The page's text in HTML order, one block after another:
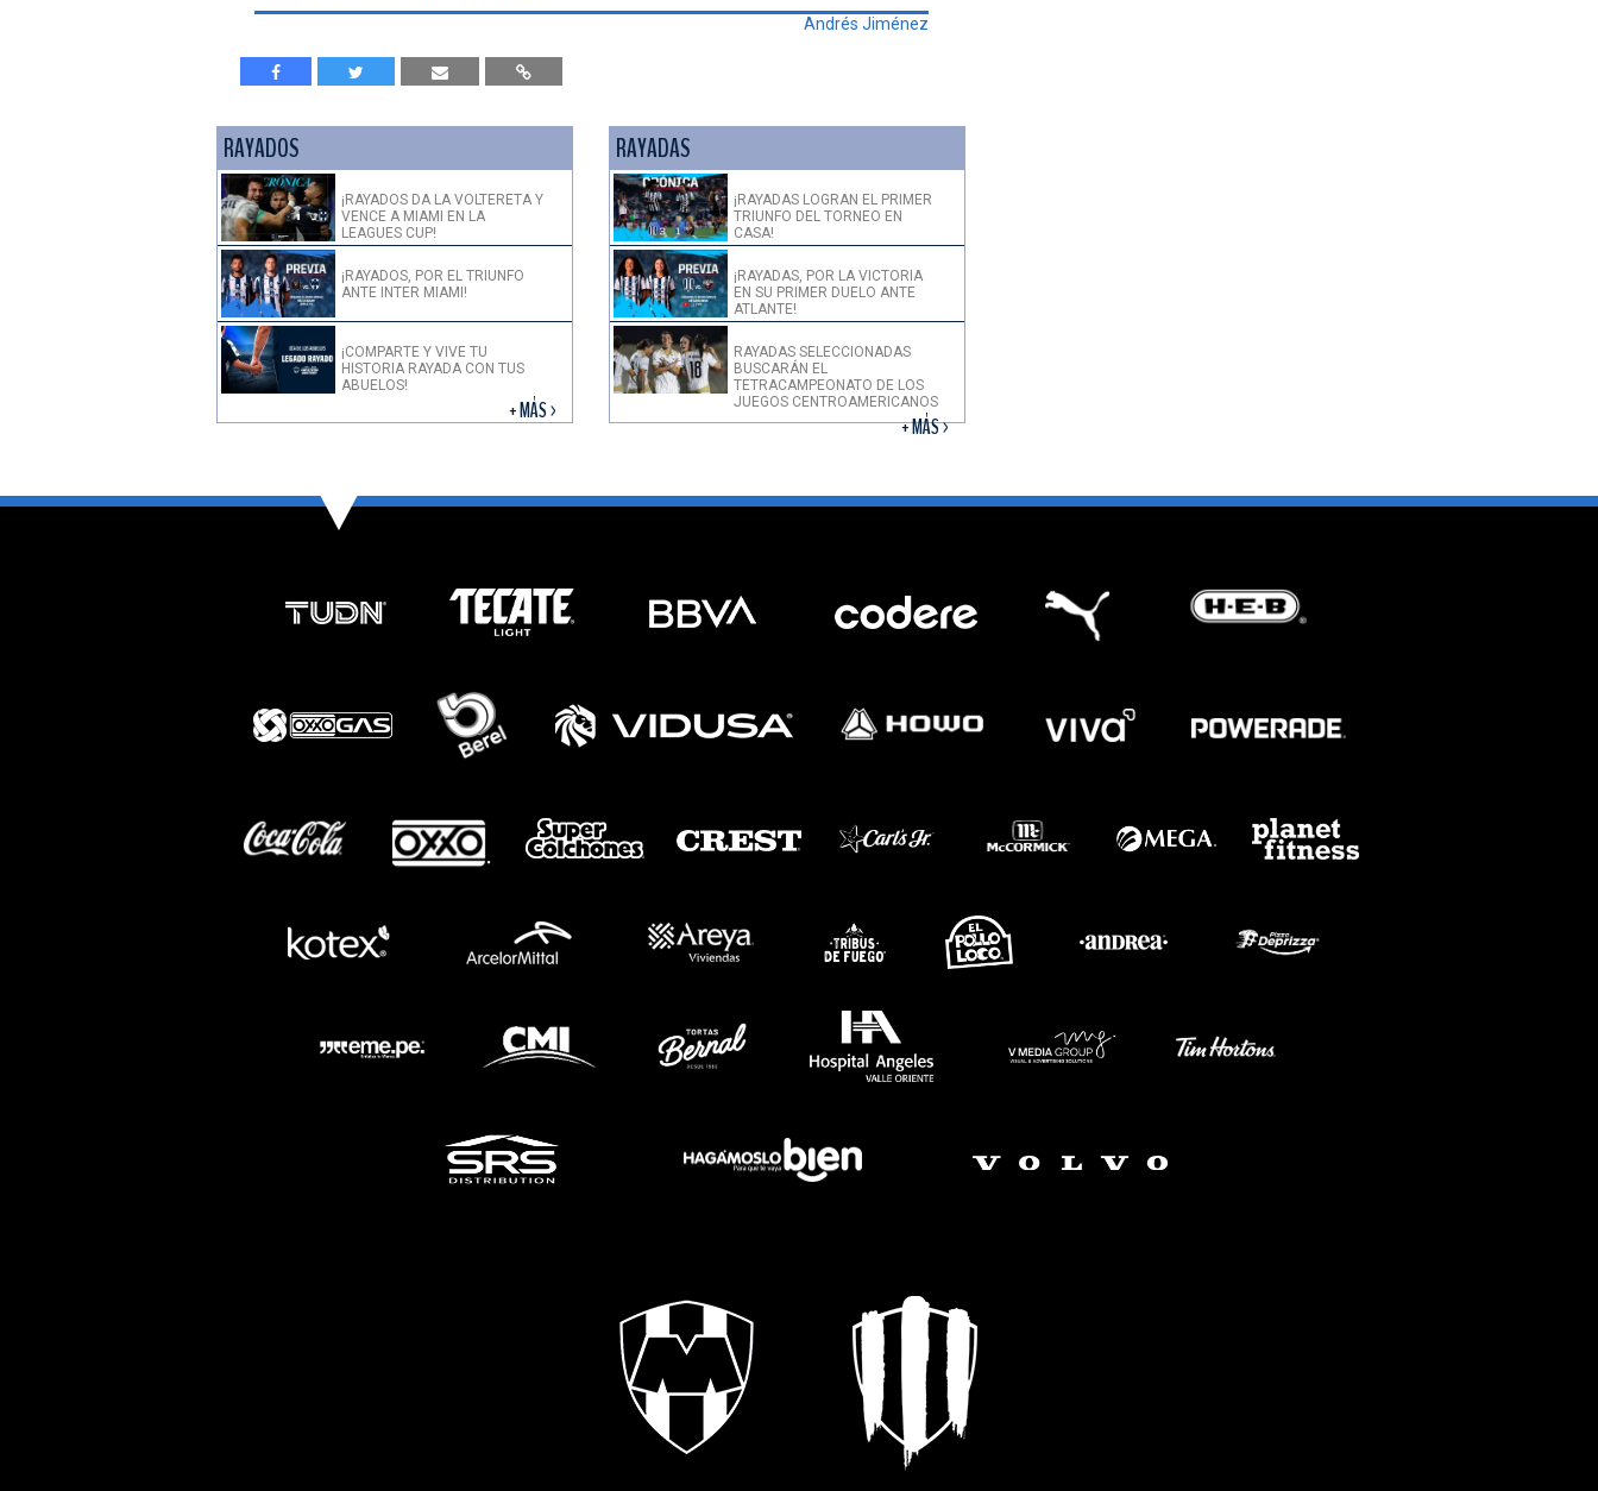
Andrés Jiménez
RAYADOS
¡RAYADOS DA LA VOLTERETA Y
VENCE A MIAMI EN LA
LEAGUES CUP!
¡RAYADOS, POR EL TRIUNFO
ANTE INTER MIAMI!
¡COMPARTE Y VIVE TU
HISTORIA RAYADA CON TUS
ABUELOS!
+ MÁS >
RAYADAS
¡RAYADAS LOGRAN EL PRIMER
TRIUNFO DEL TORNEO EN
CASA!
¡RAYADAS, POR LA VICTORIA
EN SU PRIMER DUELO ANTE
ATLANTE!
RAYADAS SELECCIONADAS
BUSCARÁN EL
TETRACAMPEONATO DE LOS
JUEGOS CENTROAMERICANOS
+ MÁS >